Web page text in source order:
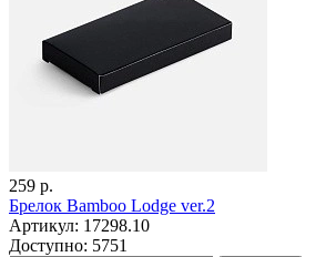
259 р.
Брелок Bamboo Lodge ver.2
Артикул: 17298.10
Доступно: 5751